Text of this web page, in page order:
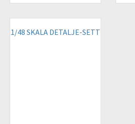
1/48 SKALA DETALJE-SETT